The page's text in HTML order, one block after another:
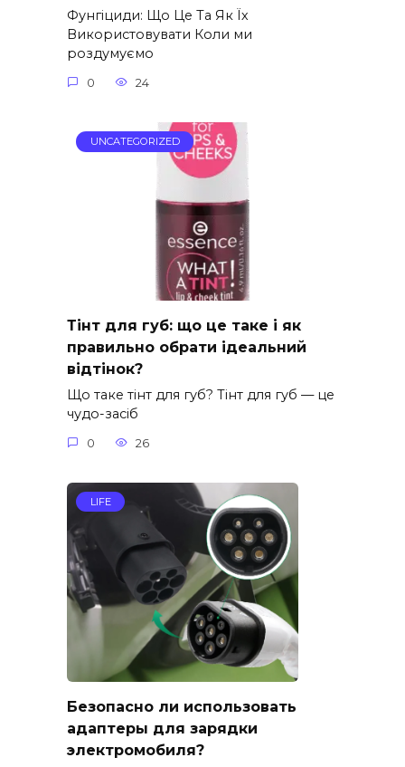
Фунгіциди: Що Це Та Як Їх
Використовувати Коли ми
роздумуємо
0 24
UNCATEGORIZED
Тінт для губ: що це таке і як
правильно обрати ідеальний
відтінок?
Що таке тінт для губ? Тінт для губ — це
чудо-засіб
0 26
LIFE
Безопасно ли использовать
адаптеры для зарядки
электромобиля?